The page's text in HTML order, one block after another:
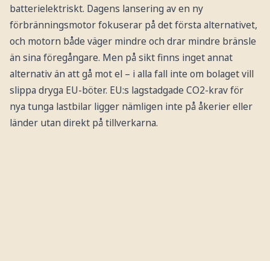
batterielektriskt. Dagens lansering av en ny
förbränningsmotor fokuserar på det första alternativet,
och motorn både väger mindre och drar mindre bränsle
än sina föregångare. Men på sikt finns inget annat
alternativ än att gå mot el – i alla fall inte om bolaget vill
slippa dryga EU-böter. EU:s lagstadgade CO2-krav för
nya tunga lastbilar ligger nämligen inte på åkerier eller
länder utan direkt på tillverkarna.